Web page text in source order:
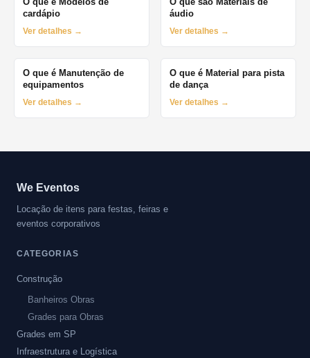
cardápio
Ver detalhes →
áudio
Ver detalhes →
O que é Manutenção de
equipamentos
Ver detalhes →
O que é Material para pista
de dança
Ver detalhes →
We Eventos
Locação de itens para festas, feiras e
eventos corporativos
CATEGORIAS
Construção
Banheiros Obras
Grades para Obras
Grades em SP
Infraestrutura e Logística